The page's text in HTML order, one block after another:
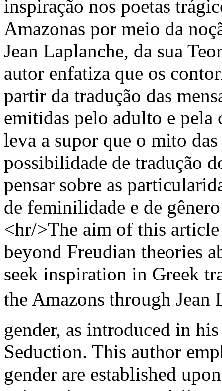
inspiração nos poetas
Amazonas por meio da
Jean Laplanche, da sua
autor enfatiza que os
partir da tradução das
emitidas pelo adulto e pela
leva a supor que o mito
possibilidade de tradução
pensar sobre as
de feminilidade e de
<hr/>The aim of this
beyond Freudian theories
seek inspiration in Greek
the Amazons through Jean
gender, as introduced in
Seduction. This author
gender are established